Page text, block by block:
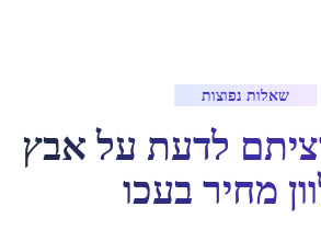
שאלות נפוצות
לדעת על אבץ
מחיר בעכו